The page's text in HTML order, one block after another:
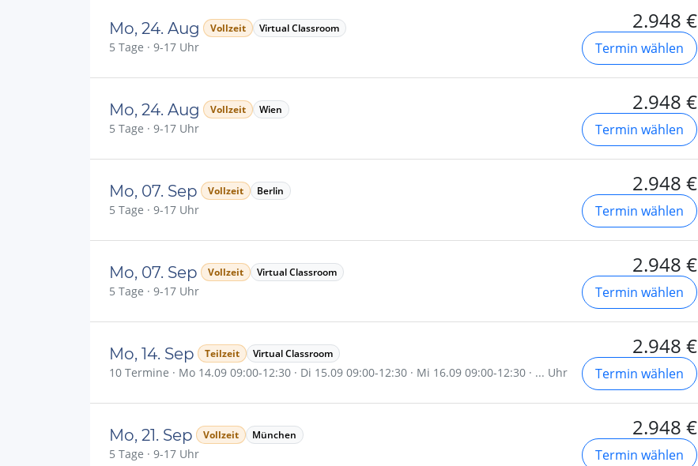
Mo, 24. Aug Vollzeit Virtual Classroom
5 Tage · 9-17 Uhr
2.948 €
Termin wählen
Mo, 24. Aug Vollzeit Wien
5 Tage · 9-17 Uhr
2.948 €
Termin wählen
Mo, 07. Sep Vollzeit Berlin
5 Tage · 9-17 Uhr
2.948 €
Termin wählen
Mo, 07. Sep Vollzeit Virtual Classroom
5 Tage · 9-17 Uhr
2.948 €
Termin wählen
Mo, 14. Sep Teilzeit Virtual Classroom
10 Termine · Mo 14.09 09:00-12:30 · Di 15.09 09:00-12:30 · Mi 16.09 09:00-12:30 · ... Uhr
2.948 €
Termin wählen
Mo, 21. Sep Vollzeit München
5 Tage · 9-17 Uhr
2.948 €
Termin wählen